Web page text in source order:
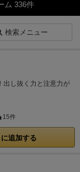
ム 336件
検索メニュー
出し抜く力と注意力が
15件
追加する